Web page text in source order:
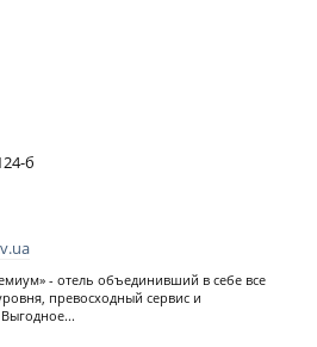
б
- отель объединивший в себе все
превосходный сервис и